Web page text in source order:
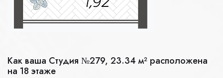
Как ваша Студия №279, 23.34 м² расположена
на 18 этаже